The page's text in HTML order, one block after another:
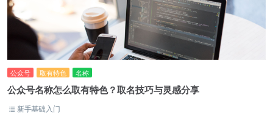
公众号 取有特色 名称
公众号名称怎么取有特色？取名技巧与灵感分享
新手基础入门